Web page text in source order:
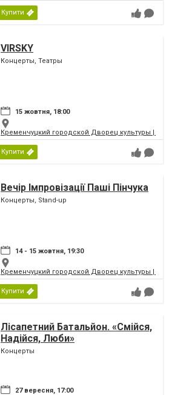
Купити
VIRSKY
Концерты, Театры
15 жовтня, 18:00
Кременчуцкий городской Дворец культуры |
Купити
Вечір Імпровізації Паші Пінчука
Концерты, Stand-up
14 - 15 жовтня, 19:30
Кременчуцкий городской Дворец культуры |
Купити
Лісапетний Батальйон. «Смійся,
Надійся, Люби»
Концерты
27 вересня, 17:00